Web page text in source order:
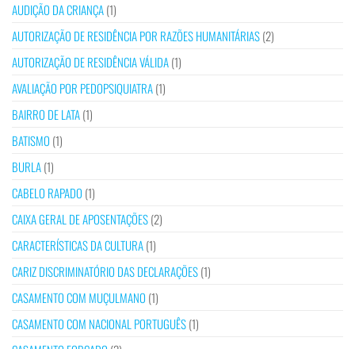
AUDIÇÃO DA CRIANÇA(1)
AUTORIZAÇÃO DE RESIDÊNCIA POR RAZÕES HUMANITÁRIAS(2)
AUTORIZAÇÃO DE RESIDÊNCIA VÁLIDA(1)
AVALIAÇÃO POR PEDOPSIQUIATRA(1)
BAIRRO DE LATA(1)
BATISMO (1)
BURLA(1)
CABELO RAPADO (1)
CAIXA GERAL DE APOSENTAÇÕES(2)
CARACTERÍSTICAS DA CULTURA(1)
CARIZ DISCRIMINATÓRIO DAS DECLARAÇÕES(1)
CASAMENTO COM MUÇULMANO (1)
CASAMENTO COM NACIONAL PORTUGUÊS(1)